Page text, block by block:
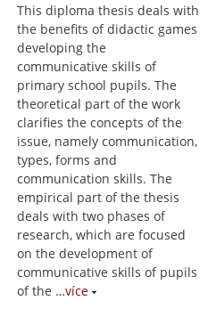
This diploma thesis deals with
the benefits of didactic games
developing the
communicative skills of
primary school pupils. The
theoretical part of the work
clarifies the concepts of the
issue, namely communication,
types, forms and
communication skills. The
empirical part of the thesis
deals with two phases of
research, which are focused
on the development of
communicative skills of pupils
of the …více